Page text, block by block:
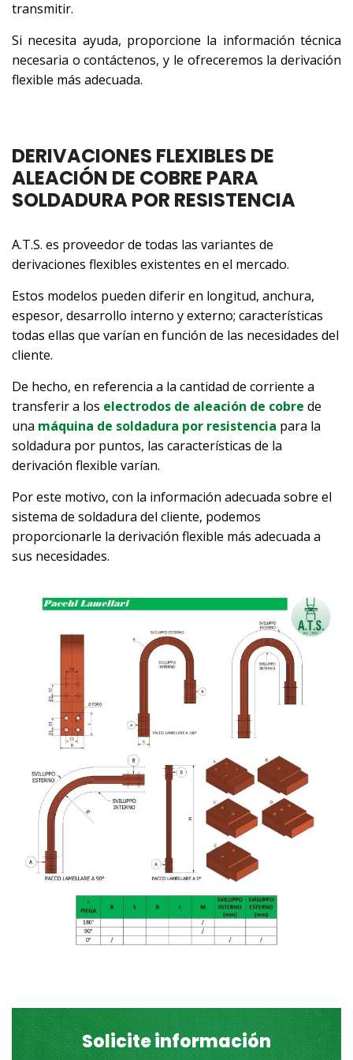
transmitir.
Si necesita ayuda, proporcione la información técnica
necesaria o contáctenos, y le ofreceremos la derivación
flexible más adecuada.
DERIVACIONES FLEXIBLES DE
ALEACIÓN DE COBRE PARA
SOLDADURA POR RESISTENCIA
A.T.S. es proveedor de todas las variantes de
derivaciones flexibles existentes en el mercado.
Estos modelos pueden diferir en longitud, anchura,
espesor, desarrollo interno y externo; características
todas ellas que varían en función de las necesidades del
cliente.
De hecho, en referencia a la cantidad de corriente a
transferir a los electrodos de aleación de cobre de
una máquina de soldadura por resistencia para la
soldadura por puntos, las características de la
derivación flexible varían.
Por este motivo, con la información adecuada sobre el
sistema de soldadura del cliente, podemos
proporcionarle la derivación flexible más adecuada a
sus necesidades.
Solicite información